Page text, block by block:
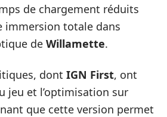
de chargement réduits
immersion totale dans
de Willamette.
dont IGN First, ont
jeu et l’optimisation sur
que cette version permet